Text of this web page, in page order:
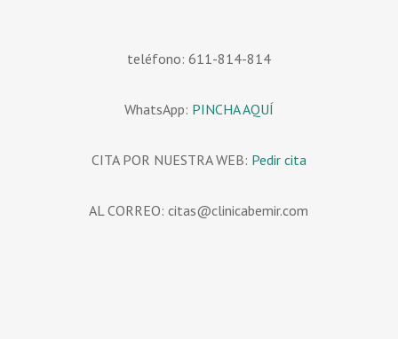
teléfono: 611-814-814
WhatsApp: PINCHA AQUÍ
CITA POR NUESTRA WEB: Pedir cita
AL CORREO: citas@clinicabemir.com